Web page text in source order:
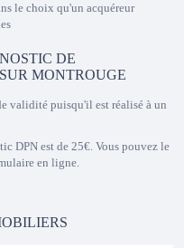
le choix qu'un acquéreur
DE
MONTROUGE
validité puisqu'il est réalisé à un
DPN est de 25€. Vous pouvez le
en ligne.